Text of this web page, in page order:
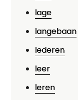
lage
langebaan
lederen
leer
leren